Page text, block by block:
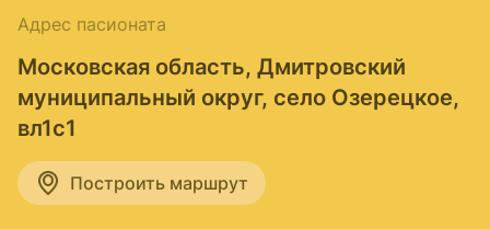
Адрес пасионата
Московская область, Дмитровский
муниципальный округ, село Озерецкое,
вл1с1
Построить маршрут